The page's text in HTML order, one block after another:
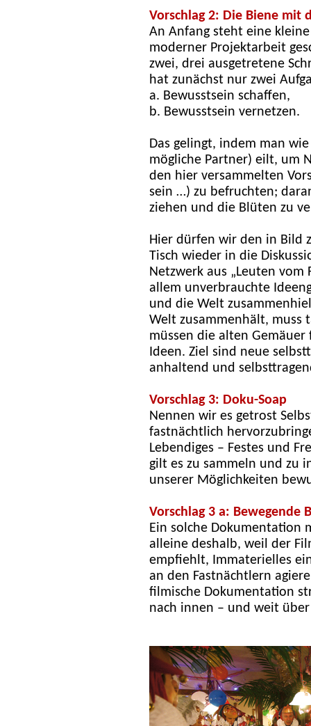
Vorschlag 2: Die Biene mit
An Anfang steht eine
moderner Projektarbeit
zwei, drei ausgetretene
hat zunächst nur zwei
a. Bewusstsein schaffen,
b. Bewusstsein vernetzen.
Das gelingt, indem man
mögliche Partner) eilt, um
den hier versammelten
sein …) zu befruchten;
ziehen und die Blüten zu
Hier dürfen wir den in Bild
Tisch wieder in die
Netzwerk aus „Leuten vom
allem unverbrauchte
und die Welt
Welt zusammenhält, muss
müssen die alten
Ideen. Ziel sind neue
anhaltend und
Vorschlag 3: Doku-Soap
Nennen wir es getrost
fastnächtlich
Lebendiges – Festes und
gilt es zu sammeln und zu
unserer Möglichkeiten
Vorschlag 3 a: Bewegende
Ein solche Dokumentation
alleine deshalb, weil der
empfiehlt, Immaterielles
an den Fastnächtlern
filmische Dokumentation
nach innen – und weit